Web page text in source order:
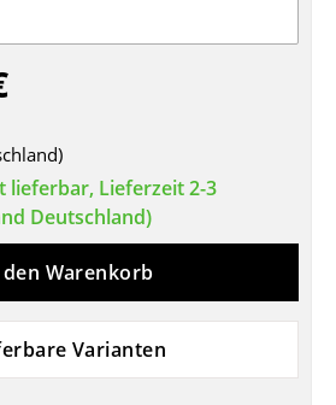
lieferbar, Lieferzeit 2-3
Deutschland)
Warenkorb
Varianten